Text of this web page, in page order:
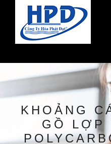
KHOẢNG
GỒ LỢP